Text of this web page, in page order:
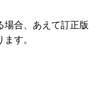
場合、あえて訂正版
す。